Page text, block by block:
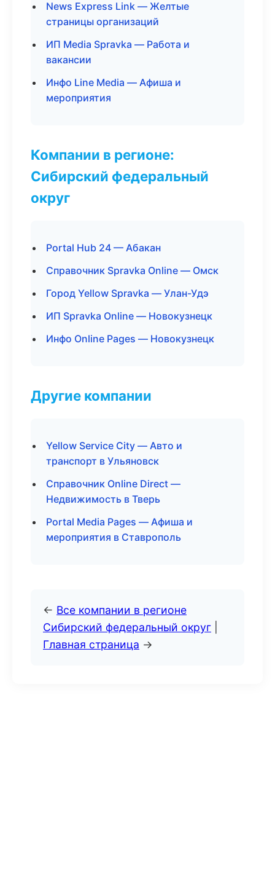
News Express Link — Желтые
страницы организаций
ИП Media Spravka — Работа и
вакансии
Инфо Line Media — Афиша и
мероприятия
Компании в регионе:
Сибирский федеральный
округ
Portal Hub 24 — Абакан
Справочник Spravka Online — Омск
Город Yellow Spravka — Улан-Удэ
ИП Spravka Online — Новокузнецк
Инфо Online Pages — Новокузнецк
Другие компании
Yellow Service City — Авто и
транспорт в Ульяновск
Справочник Online Direct —
Недвижимость в Тверь
Portal Media Pages — Афиша и
мероприятия в Ставрополь
← Все компании в регионе
Сибирский федеральный округ
Главная страница →